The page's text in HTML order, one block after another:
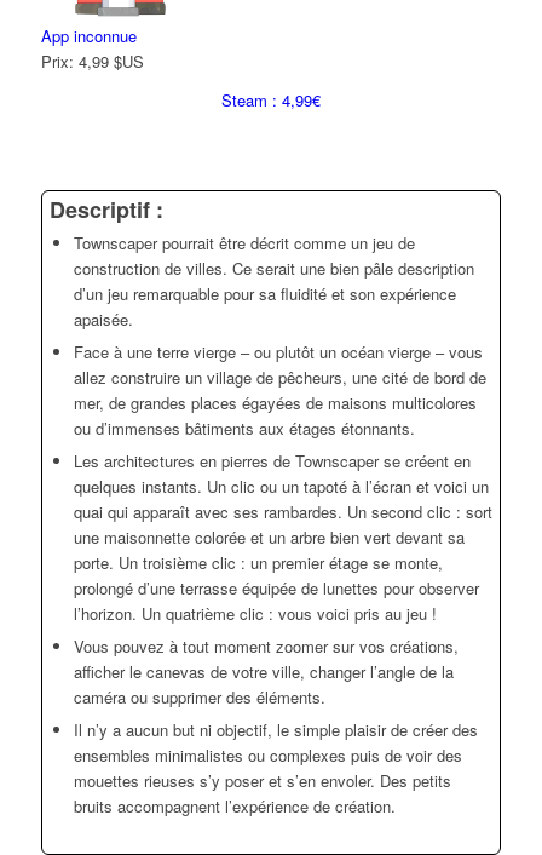
App inconnue
Prix: 4,99 $US
Steam : 4,99€
Descriptif :
Townscaper pourrait être décrit comme un jeu de
construction de villes. Ce serait une bien pâle description
d’un jeu remarquable pour sa fluidité et son expérience
apaisée.
Face à une terre vierge – ou plutôt un océan vierge – vous
allez construire un village de pêcheurs, une cité de bord de
mer, de grandes places égayées de maisons multicolores
ou d’immenses bâtiments aux étages étonnants.
Les architectures en pierres de Townscaper se créent en
quelques instants. Un clic ou un tapoté à l’écran et voici un
quai qui apparaît avec ses rambardes. Un second clic : sort
une maisonnette colorée et un arbre bien vert devant sa
porte. Un troisième clic : un premier étage se monte,
prolongé d’une terrasse équipée de lunettes pour observer
l’horizon. Un quatrième clic : vous voici pris au jeu !
Vous pouvez à tout moment zoomer sur vos créations,
afficher le canevas de votre ville, changer l’angle de la
caméra ou supprimer des éléments.
Il n’y a aucun but ni objectif, le simple plaisir de créer des
ensembles minimalistes ou complexes puis de voir des
mouettes rieuses s’y poser et s’en envoler. Des petits
bruits accompagnent l’expérience de création.